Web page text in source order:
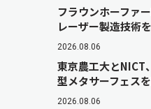
フラウンホーファ
レーザー製造技術
2026.08.06
東京農工大とNICT
型メタサーフェス
2026.08.06